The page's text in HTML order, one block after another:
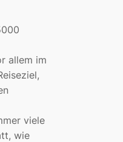
allem im
viele
wie